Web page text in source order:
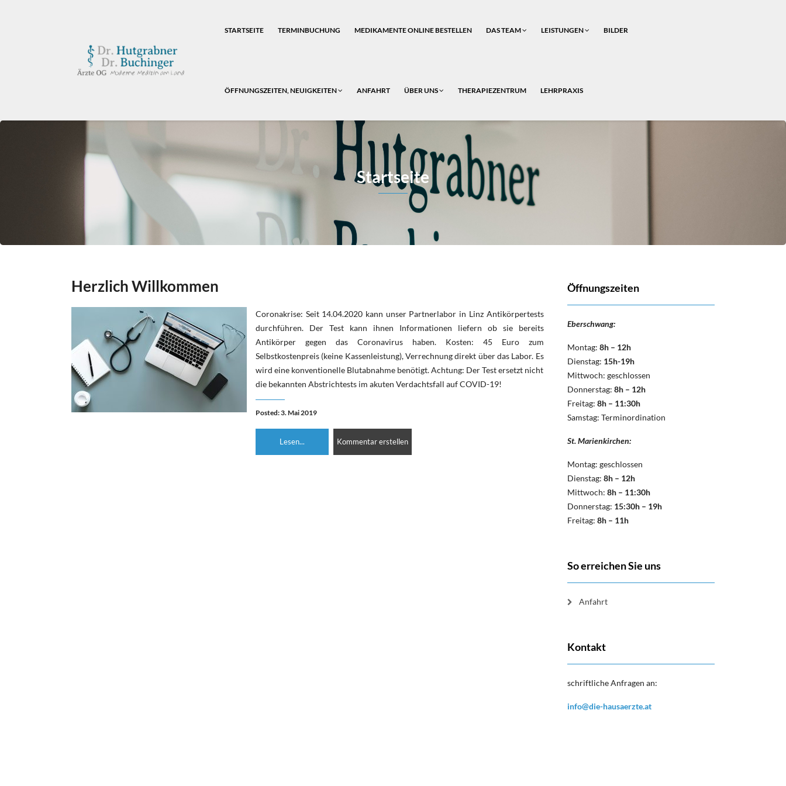
STARTSEITE TERMINBUCHUNG MEDIKAMENTE ONLINE BESTELLEN DAS TEAM LEISTUNGEN BILDER
ÖFFNUNGSZEITEN, NEUIGKEITEN ANFAHRT ÜBER UNS THERAPIEZENTRUM LEHRPRAXIS
Startseite
Herzlich Willkommen
Coronakrise: Seit 14.04.2020 kann unser Partnerlabor in Linz Antikörpertests
durchführen. Der Test kann ihnen Informationen liefern ob sie bereits
Antikörper gegen das Coronavirus haben. Kosten: 45 Euro zum
Selbstkostenpreis (keine Kassenleistung), Verrechnung direkt über das Labor. Es
wird eine konventionelle Blutabnahme benötigt. Achtung: Der Test ersetzt nicht
die bekannten Abstrichtests im akuten Verdachtsfall auf COVID-19!
Posted: 3. Mai 2019
Lesen... Kommentar erstellen
Öffnungszeiten
Eberschwang:
Montag: 8h – 12h
Dienstag: 15h-19h
Mittwoch: geschlossen
Donnerstag: 8h – 12h
Freitag: 8h – 11:30h
Samstag: Terminordination
St. Marienkirchen:
Montag: geschlossen
Dienstag: 8h – 12h
Mittwoch: 8h – 11:30h
Donnerstag: 15:30h – 19h
Freitag: 8h – 11h
So erreichen Sie uns
Anfahrt
Kontakt
schriftliche Anfragen an:
info@die-hausaerzte.at